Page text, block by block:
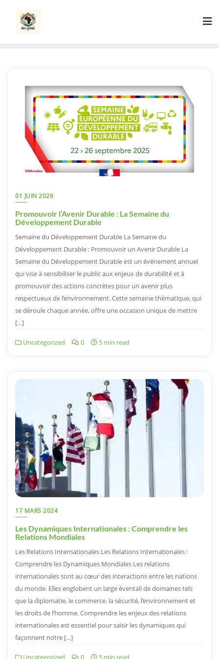
content
01 JUIN 2026
Promouvoir l’Avenir Durable : La Semaine du
Développement Durable
Semaine du Développement Durable La Semaine du
Développement Durable : Promouvoir un Avenir Durable La
Semaine du Développement Durable est un événement annuel
qui vise à sensibiliser le public aux enjeux de durabilité et à
promouvoir des actions concrètes pour un avenir plus
respectueux de l’environnement. Cette semaine thématique, qui
se déroule chaque année, offre une occasion unique de mettre
[…]
Uncategorized 0 5 min read
17 MARS 2024
Les Dynamiques Internationales : Comprendre les
Relations Mondiales
Les Relations Internationales Les Relations Internationales :
Comprendre les Dynamiques Mondiales Les relations
internationales sont au cœur des interactions entre les nations
du monde. Elles englobent un large éventail de domaines tels
que la diplomatie, le commerce, la sécurité, l’environnement et
les droits de l’homme. Comprendre les enjeux des relations
internationales est essentiel pour saisir les dynamiques qui
façonnent notre […]
Uncategorized 0 5 min read